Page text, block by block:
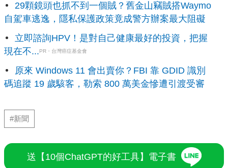
29顆鏡頭也抓不到一個賊？舊金山竊賊搭Waymo
自駕車逃逸，隱私保護政策竟成警方辦案最大阻礙
立即諮詢HPV！是對自己健康最好的投資，把握
現在不...PR・台灣癌症基金會
原來 Windows 11 會出賣你？FBI 靠 GDID 識別
碼追蹤 19 歲駭客，勒索 800 萬美金慘遭引渡受審
#新聞
送【10個ChatGPT的好工具】電子書